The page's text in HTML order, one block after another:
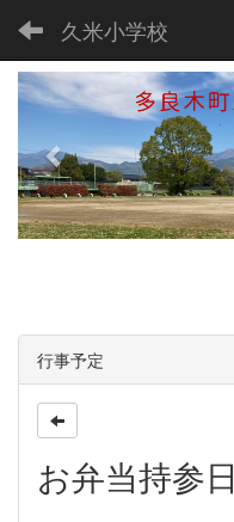
久米小学校
p
r
e
v
i
行事予定
お弁当持参日